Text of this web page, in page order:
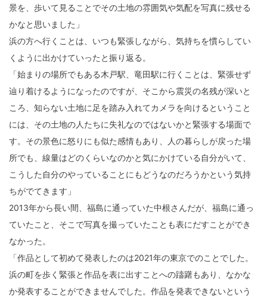
景を、歩いて見ることでその土地の雰囲気や気配を写真に残せる
かなと思いました」
浜の方へ行くことは、いつも緊張しながら、気持ちを慣らしてい
くように出かけていったと振り返る。
「始まりの場所でもある木戸駅、竜田駅に行くことは、緊張せず
辿り着けるようになったのですが、そこから震災の名残が深いと
ころ、知らない土地に足を踏み入れてカメラを向けるということ
には、その土地の人たちに失礼なのではないかと緊張する場面で
す。その景色に怒りにも似た感情もあり、人の暮らしが戻った場
所でも、線量はどのくらいなのかと気にかけている自分がいて、
こうした自分のやっていることにもどうなのだろうかという気持
ちがでてきます」
2013年から長い間、福島に通っていた中根さんだが、福島に通っ
ていたこと、そこで写真を撮っていたことも表にだすことができ
なかった。
「作品として初めて発表したのは2021年の東京でのことでした。
浜の町を歩く緊張と作品を表に出すことへの躊躇もあり、なかな
か発表することができませんでした。作品を発表できないという